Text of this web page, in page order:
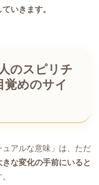
いきます。
のスピリチ
覚めのサイ
ュアルな意味」は、ただ
きな変化の手前にいると